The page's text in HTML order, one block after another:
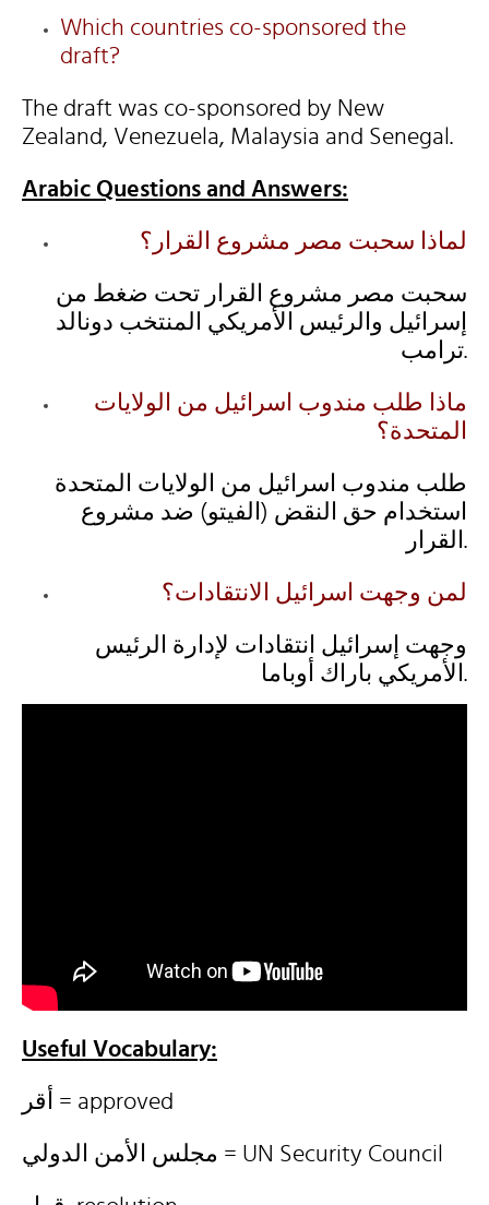
Which countries co-sponsored the
draft?
The draft was co-sponsored by New
Zealand, Venezuela, Malaysia and Senegal.
Arabic Questions and Answers:
لماذا سحبت مصر مشروع القرار؟
سحبت مصر مشروع القرار تحت ضغط من
إسرائيل والرئيس الأمريكي المنتخب دونالد
ترامب.
ماذا طلب مندوب اسرائيل من الولايات
المتحدة؟
طلب مندوب اسرائيل من الولايات المتحدة
استخدام حق النقض (الفيتو) ضد مشروع
القرار.
لمن وجهت اسرائيل الانتقادات؟
وجهت إسرائيل انتقادات لإدارة الرئيس
الأمريكي باراك أوباما.
Useful Vocabulary:
أقر = approved
مجلس الأمن الدولي = UN Security Council